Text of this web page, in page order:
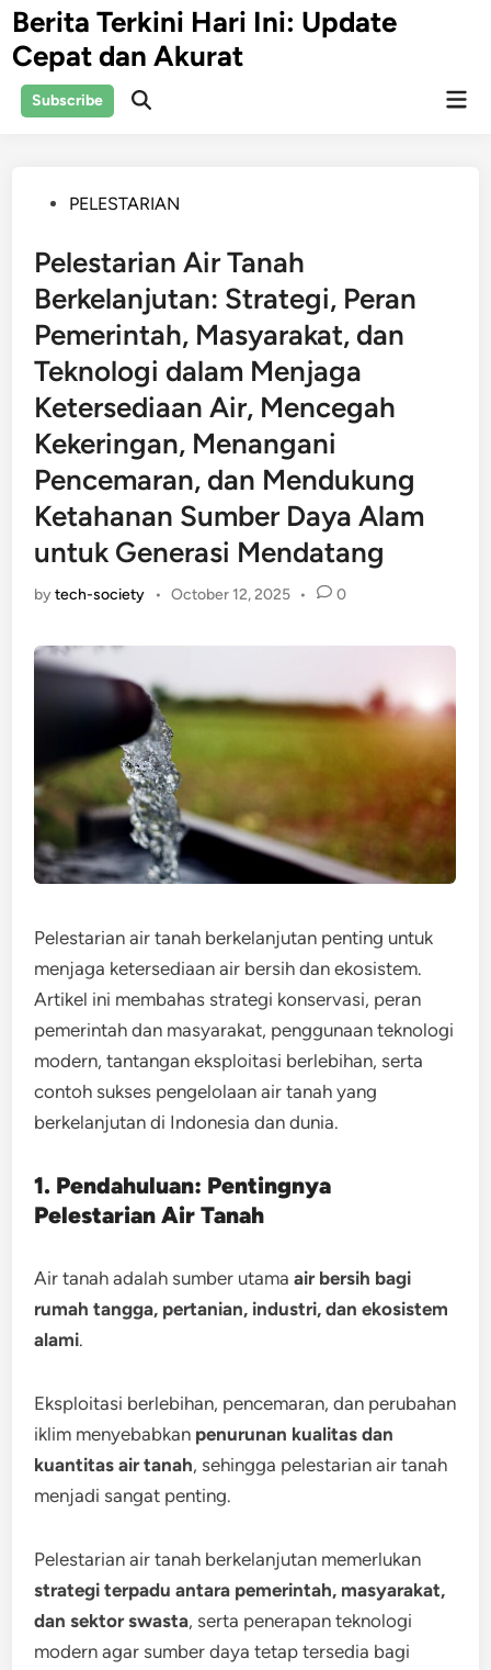
Skip
to
content
Berita Terkini Hari Ini: Update
Cepat dan Akurat
Subscribe
Open
PostedPELESTARIAN
Pelestarian Air Tanah
Berkelanjutan: Strategi, Peran
Pemerintah, Masyarakat, dan
Teknologi dalam Menjaga
Ketersediaan Air, Mencegah
Kekeringan, Menangani
Pencemaran, dan Mendukung
Ketahanan Sumber Daya Alam
untuk Generasi Mendatang
bytech-society • October 12, 2025 • 0
Pelestarian air tanah berkelanjutan penting untuk
menjaga ketersediaan air bersih dan ekosistem.
Artikel ini membahas strategi konservasi, peran
pemerintah dan masyarakat, penggunaan teknologi
modern, tantangan eksploitasi berlebihan, serta
contoh sukses pengelolaan air tanah yang
berkelanjutan di Indonesia dan dunia.
1. Pendahuluan: Pentingnya
Pelestarian Air Tanah
Air tanah adalah sumber utamaair bersih bagi
rumah tangga, pertanian, industri, dan ekosistem
alami.
Eksploitasi berlebihan, pencemaran, dan perubahan
iklim menyebabkan penurunan kualitas dan
kuantitas air tanah, sehingga pelestarian air tanah
menjadi sangat penting.
Pelestarian air tanah berkelanjutan memerlukan
strategi terpadu antara pemerintah, masyarakat,
dan sektor swasta, serta penerapan teknologi
modern agar sumber daya tetap tersedia bagi